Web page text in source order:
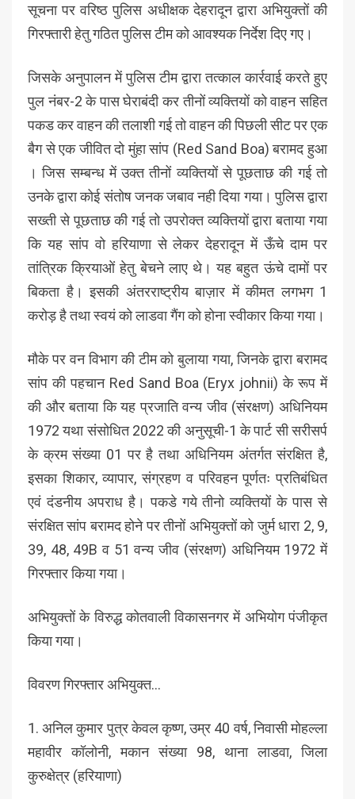
सूचना पर वरिष्ठ पुलिस अधीक्षक देहरादून द्वारा अभियुक्तों की
गिरफ्तारी हेतु गठित पुलिस टीम को आवश्यक निर्देश दिए गए।
जिसके अनुपालन में पुलिस टीम द्वारा तत्काल कार्रवाई करते हुए
पुल नंबर-2 के पास घेराबंदी कर तीनों व्यक्तियों को वाहन सहित
पकड कर वाहन की तलाशी गई तो वाहन की पिछली सीट पर एक
बैग से एक जीवित दो मुंहा सांप (Red Sand Boa) बरामद हुआ
। जिस सम्बन्ध में उक्त तीनों व्यक्तियों से पूछताछ की गई तो
उनके द्वारा कोई संतोष जनक जबाव नही दिया गया। पुलिस द्वारा
सख्ती से पूछताछ की गई तो उपरोक्त व्यक्तियों द्वारा बताया गया
कि यह सांप वो हरियाणा से लेकर देहरादून में ऊँचे दाम पर
तांत्रिक क्रियाओं हेतु बेचने लाए थे। यह बहुत ऊंचे दामों पर
बिकता है। इसकी अंतरराष्ट्रीय बाज़ार में कीमत लगभग 1
करोड़ है तथा स्वयं को लाडवा गैंग को होना स्वीकार किया गया।
मौके पर वन विभाग की टीम को बुलाया गया, जिनके द्वारा बरामद
सांप की पहचान Red Sand Boa (Eryx johnii) के रूप में
की और बताया कि यह प्रजाति वन्य जीव (संरक्षण) अधिनियम
1972 यथा संसोधित 2022 की अनुसूची-1 के पार्ट सी सरीसर्प
के क्रम संख्या 01 पर है तथा अधिनियम अंतर्गत संरक्षित है,
इसका शिकार, व्यापार, संग्रहण व परिवहन पूर्णतः प्रतिबंधित
एवं दंडनीय अपराध है। पकडे गये तीनो व्यक्तियों के पास से
संरक्षित सांप बरामद होने पर तीनों अभियुक्तों को जुर्म धारा 2, 9,
39, 48, 49B व 51 वन्य जीव (संरक्षण) अधिनियम 1972 में
गिरफ्तार किया गया।
अभियुक्तों के विरुद्ध कोतवाली विकासनगर में अभियोग पंजीकृत
किया गया।
विवरण गिरफ्तार अभियुक्त…
1. अनिल कुमार पुत्र केवल कृष्ण, उम्र 40 वर्ष, निवासी मोहल्ला
महावीर कॉलोनी, मकान संख्या 98, थाना लाडवा, जिला
कुरुक्षेत्र (हरियाणा)